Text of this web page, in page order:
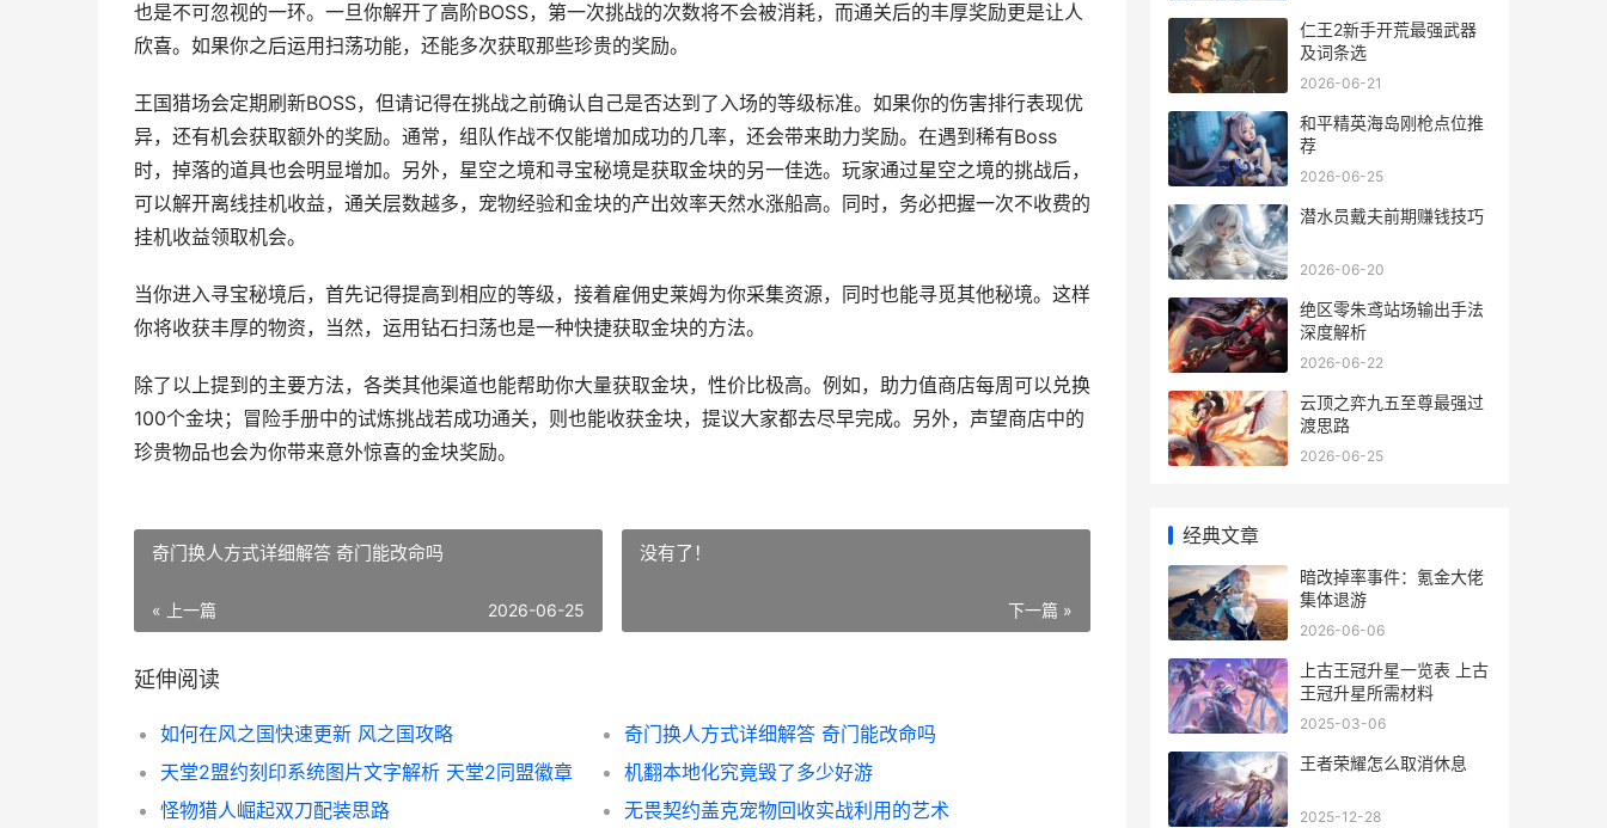
也是不可忽视的一环。一旦你解开了高阶BOSS，第一次挑战的次数将不会被消耗，而通关后的丰厚奖励更是让人
欣喜。如果你之后运用扫荡功能，还能多次获取那些珍贵的奖励。
王国猎场会定期刷新BOSS，但请记得在挑战之前确认自己是否达到了入场的等级标准。如果你的伤害排行表现优
异，还有机会获取额外的奖励。通常，组队作战不仅能增加成功的几率，还会带来助力奖励。在遇到稀有Boss
时，掉落的道具也会明显增加。另外，星空之境和寻宝秘境是获取金块的另一佳选。玩家通过星空之境的挑战后，
可以解开离线挂机收益，通关层数越多，宠物经验和金块的产出效率天然水涨船高。同时，务必把握一次不收费的
挂机收益领取机会。
当你进入寻宝秘境后，首先记得提高到相应的等级，接着雇佣史莱姆为你采集资源，同时也能寻觅其他秘境。这样
你将收获丰厚的物资，当然，运用钻石扫荡也是一种快捷获取金块的方法。
除了以上提到的主要方法，各类其他渠道也能帮助你大量获取金块，性价比极高。例如，助力值商店每周可以兑换
100个金块；冒险手册中的试炼挑战若成功通关，则也能收获金块，提议大家都去尽早完成。另外，声望商店中的
珍贵物品也会为你带来意外惊喜的金块奖励。
奇门换人方式详细解答 奇门能改命吗
« 上一篇 2026-06-25
没有了！
下一篇 »
延伸阅读
如何在风之国快速更新 风之国攻略
奇门换人方式详细解答 奇门能改命吗
天堂2盟约刻印系统图片文字解析 天堂2同盟徽章
机翻本地化究竟毁了多少好游
怪物猎人崛起双刀配装思路
无畏契约盖克宠物回收实战利用的艺术
仁王2新手开荒最强武器
及词条选
2026-06-21
和平精英海岛刚枪点位推
荐
2026-06-25
潜水员戴夫前期赚钱技巧
2026-06-20
绝区零朱鸢站场输出手法
深度解析
2026-06-22
云顶之弈九五至尊最强过
渡思路
2026-06-25
经典文章
暗改掉率事件：氪金大佬
集体退游
2026-06-06
上古王冠升星一览表 上古
王冠升星所需材料
2025-03-06
王者荣耀怎么取消休息
2025-12-28